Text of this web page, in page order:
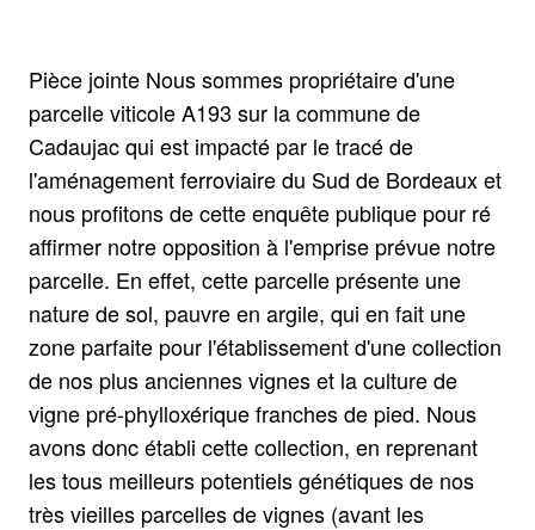
Pièce jointe Nous sommes propriétaire d'une
parcelle viticole A193 sur la commune de
Cadaujac qui est impacté par le tracé de
l'aménagement ferroviaire du Sud de Bordeaux et
nous profitons de cette enquête publique pour ré
affirmer notre opposition à l'emprise prévue notre
parcelle. En effet, cette parcelle présente une
nature de sol, pauvre en argile, qui en fait une
zone parfaite pour l'établissement d'une collection
de nos plus anciennes vignes et la culture de
vigne pré-phylloxérique franches de pied. Nous
avons donc établi cette collection, en reprenant
les tous meilleurs potentiels génétiques de nos
très vieilles parcelles de vignes (avant les